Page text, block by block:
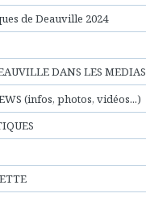
de Deauville 2024
DANS LES MEDIAS
(infos, photos, vidéos...)